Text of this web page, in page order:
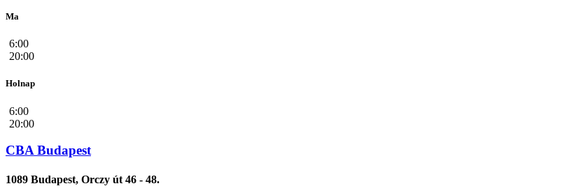
Ma
6:00
20:00
Holnap
6:00
20:00
CBA Budapest
1089 Budapest, Orczy út 46 - 48.